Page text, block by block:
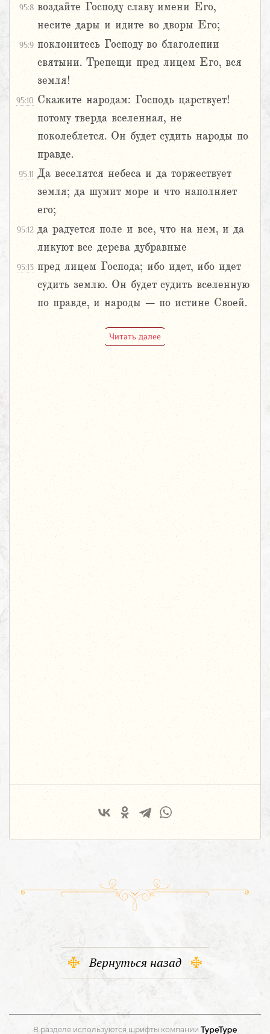
95:8 воздайте Господу славу имени Его,
несите дары и идите во дворы Его;
95:9 поклонитесь Господу во благолепии
святыни. Трепещи пред лицем Его, вся
земля!
95:10 Скажите народам: Господь царствует!
потому тверда вселенная, не
поколеблется. Он будет судить народы по
правде.
95:11 Да веселятся небеса и да торжествует
земля; да шумит море и что наполняет
его;
95:12 да радуется поле и все, что на нем, и да
ликуют все дерева дубравные
95:13 пред лицем Господа; ибо идет, ибо идет
судить землю. Он будет судить вселенную
по правде, и народы – по истине Своей.
Читать далее
Вернуться назад
В разделе используются шрифты компании